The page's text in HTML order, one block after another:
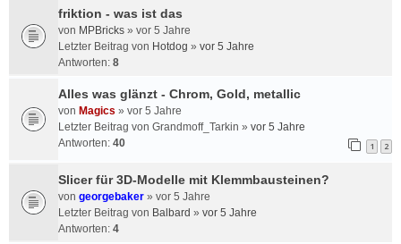
friktion - was ist das
von MPBricks » vor 5 Jahre
Letzter Beitrag von Hotdog » vor 5 Jahre
Antworten: 8
Alles was glänzt - Chrom, Gold, metallic
von Magics » vor 5 Jahre
Letzter Beitrag von Grandmoff_Tarkin » vor 5 Jahre
Antworten: 40 1 2
Slicer für 3D-Modelle mit Klemmbausteinen?
von georgebaker » vor 5 Jahre
Letzter Beitrag von Balbard » vor 5 Jahre
Antworten: 4